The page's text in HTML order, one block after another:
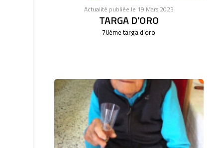
Actualité publiée le 19 Mars 2023
TARGA D'ORO
70éme targa d'oro